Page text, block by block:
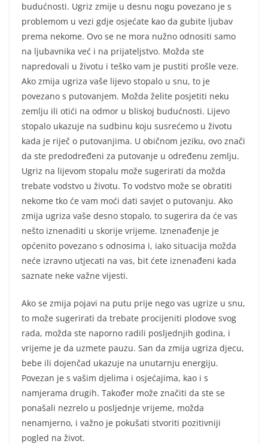
budućnosti. Ugriz zmije u desnu nogu povezano je s
problemom u vezi gdje osjećate kao da gubite ljubav
prema nekome. Ovo se ne mora nužno odnositi samo
na ljubavnika već i na prijateljstvo. Možda ste
napredovali u životu i teško vam je pustiti prošle veze.
Ako zmija ugriza vaše lijevo stopalo u snu, to je
povezano s putovanjem. Možda želite posjetiti neku
zemlju ili otići na odmor u bliskoj budućnosti. Lijevo
stopalo ukazuje na sudbinu koju susrećemo u životu
kada je riječ o putovanjima. U običnom jeziku, ovo znači
da ste predodređeni za putovanje u određenu zemlju.
Ugriz na lijevom stopalu može sugerirati da možda
trebate vodstvo u životu. To vodstvo može se obratiti
nekome tko će vam moći dati savjet o putovanju. Ako
zmija ugriza vaše desno stopalo, to sugerira da će vas
nešto iznenaditi u skorije vrijeme. Iznenađenje je
općenito povezano s odnosima i, iako situacija možda
neće izravno utjecati na vas, bit ćete iznenađeni kada
saznate neke važne vijesti.
Ako se zmija pojavi na putu prije nego vas ugrize u snu,
to može sugerirati da trebate procijeniti plodove svog
rada, možda ste naporno radili posljednjih godina, i
vrijeme je da uzmete pauzu. San da zmija ugriza djecu,
bebe ili dojenčad ukazuje na unutarnju energiju.
Povezan je s vašim djelima i osjećajima, kao i s
namjerama drugih. Također može značiti da ste se
ponašali nezrelo u posljednje vrijeme, možda
nenamjerno, i važno je pokušati stvoriti pozitivniji
pogled na život.